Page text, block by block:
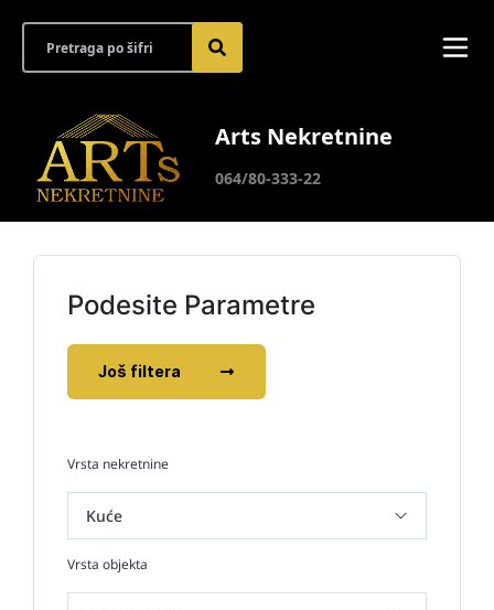
Arts Nekretnine
064/80-333-22
Podesite Parametre
Još filtera
Vrsta nekretnine
Vrsta objekta